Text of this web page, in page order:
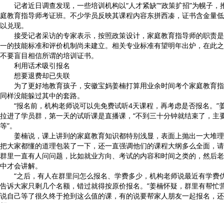
记者近日调查发现，一些培训机构以“人才紧缺”“政策扩招”为幌子，
庭教育指导师考证班。不少学员反映其课程内容东拼西凑，证书含金量
以兑现。
接受记者采访的专家表示，按照政策设计，家庭教育指导师的职责
一的技能标准和评价机制尚未建立。相关专业标准有望明年出炉，在此
不要盲目相信所谓的培训证书。
利用话术吸引报名
想要退费却已失联
为了更好地教育孩子，安徽宝妈姜楠打算用业余时间考个家庭教育
同样没能躲过其中的套路。
“报名前，机构老师说可以先免费试听4天课程，再考虑是否报名。”
拉进了学员群，第一天的试听课是直播课，“不到三十分钟就结束了，主
等”。
姜楠说，课上讲到的家庭教育知识都特别浅显，表面上抛出一大堆
把大家都懂的道理包装了一下，还一直强调他们的课程大纲多么全面，
群里一直有人问问题，比如就业方向、考试的内容和时间之类的，然后
中才会讲解。
“之后，有人在群里问怎么报名、学费多少，机构老师说最近有学费
告诉大家只剩几个名额，错过就得按原价报名。”姜楠怀疑，群里有帮忙
说自己等了很久终于抢到这么值的课，有的说要帮家人朋友一起报名，